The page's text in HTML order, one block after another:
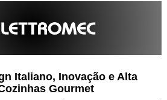
Italiano, Inovação e Alta
Gourmet